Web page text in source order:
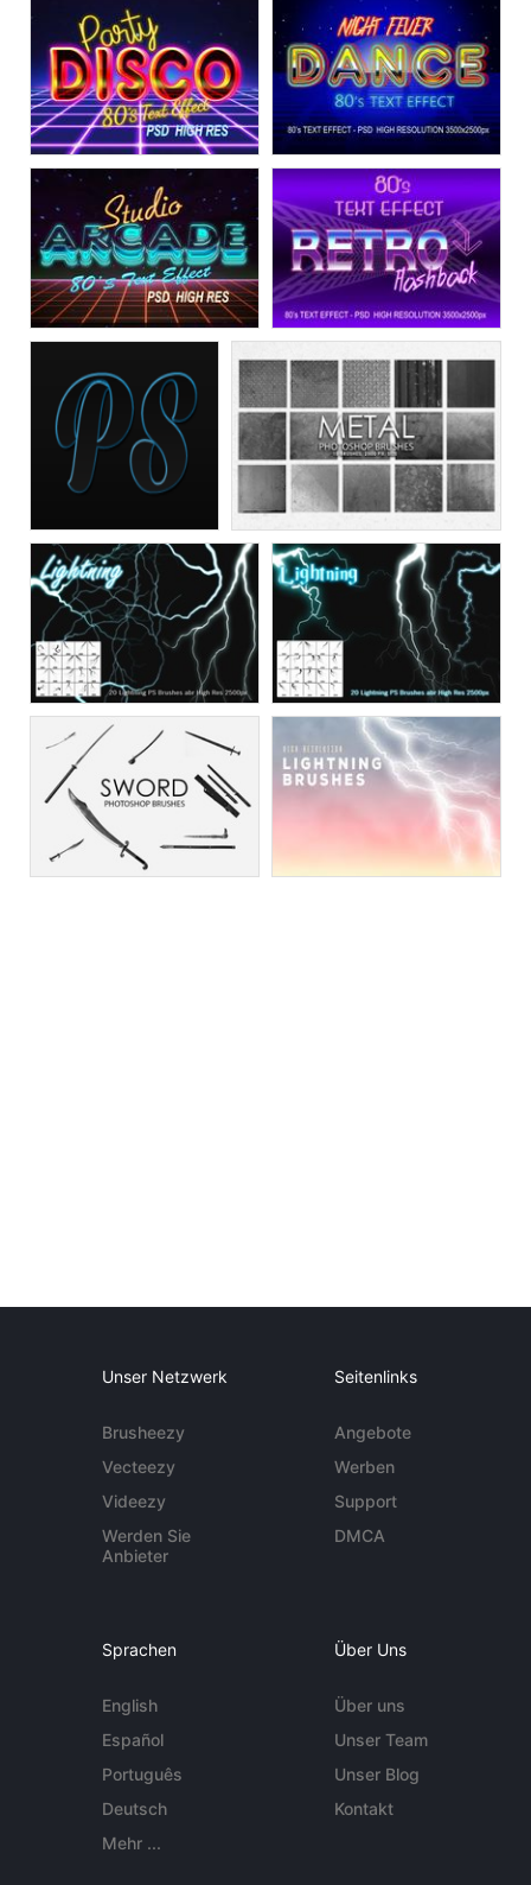
Unser Netzwerk
Brusheezy
Vecteezy
Videezy
Werden Sie
Anbieter
Seitenlinks
Angebote
Werben
Support
DMCA
Sprachen
English
Español
Português
Deutsch
Mehr ...
Über Uns
Über uns
Unser Team
Unser Blog
Kontakt